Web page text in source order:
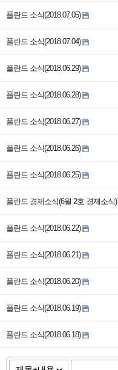
폴란드 소식(2018.07.05)
폴란드 소식(2018.07.04)
폴란드 소식(2018.06.29)
폴란드 소식(2018.06.28)
폴란드 소식(2018.06.27)
폴란드 소식(2018.06.26)
폴란드 소식(2018.06.25)
폴란드 경제소식(6월 2호 경제소식)
폴란드 소식(2018.06.22)
폴란드 소식(2018.06.21)
폴란드 소식(2018.06.20)
폴란드 소식(2018.06.19)
폴란드 소식(2018.06.18)